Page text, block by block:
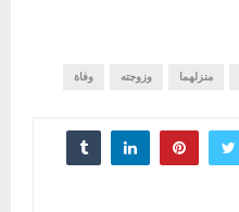
منزلهما وزوجته وفاة